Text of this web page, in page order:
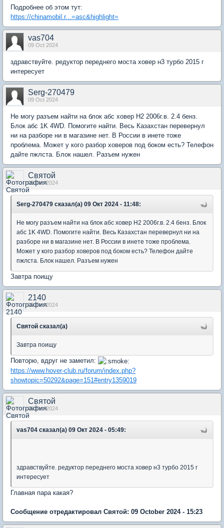
Подробнее об этом тут:
https://chinamobil.r...=asc&highlight=
vas704
09 Oct 2024
здравствуйте. редуктор переднего моста ховер н3 турбо 2015 г
интересует
Serg-270479
09 Oct 2024
Не могу разъем найти на блок абс ховер Н2 2006г.в. 2.4 бенз.
Блок абс 1K 4WD. Помогите найти. Весь Казахстан перевернул
ни на разборе ни в магазине нет. В России в инете тоже
проблема. Может у кого разбор ховеров под боком есть? Телефон
дайте пжлста. Блок нашел. Разъем нужен
Святой
09 Oct 2024
Serg-270479 сказал(а) 09 Окт 2024 - 11:48:
Не могу разъем найти на блок абс ховер Н2 2006г.в. 2.4 бенз. Блок
абс 1K 4WD. Помогите найти. Весь Казахстан перевернул ни на
разборе ни в магазине нет. В России в инете тоже проблема.
Может у кого разбор ховеров под боком есть? Телефон дайте
пжлста. Блок нашел. Разъем нужен
Завтра поищу
2140
09 Oct 2024
Святой сказал(а)
Завтра поищу
Повторю, вдруг не заметил:
https://www.hover-club.ru/forum/index.php?
showtopic=50292&page=151#entry1359019
Святой
09 Oct 2024
vas704 сказал(а) 09 Окт 2024 - 05:49:
здравствуйте. редуктор переднего моста ховер н3 турбо 2015 г
интересует
Главная пара какая?
Сообщение отредактировал Святой: 09 October 2024 - 15:23